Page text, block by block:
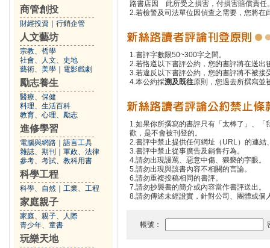
商管創投
財經投資 行銷企管
人文藝坊
宗教、哲學
社會、人文、史地
藝術、美學
電影戲劇
勵志養生
醫療、保健
料理、生活百科
教育、心理、勵志
進修學習
電腦與網路
語言工具
雜誌、期刊
軍政、法律
參考、考試、教科用書
科學工程
科學、自然 工業、工程
家庭親子
家庭、親子、人際
青少年、童書
玩樂天地
路書店因 此所受之損害，付損害賠償責任
2.若檢警及司法單位因偵查之需要，您將
1.書評字數限50~300字之間。
2.若恪遵以下書評公約，您的書評將在送
3.若違反以下書評公約，您的書評將不被接
4.本公約採溯及既往原則，您過去所撰寫並
1.如果你所撰寫的書評只有「太棒了」、
歡，是不會被刊登的。
2.書評中禁止提供任何網址（URL）的連結
3.書評中禁止從事廣告及銷售行為。
4.請勿出現謾罵、惡意中傷、猥褻的字眼。
5.請勿出現與該書內容不相關的言論。
6.請勿重複投稿相同的書評。
7.請勿抄襲書的簡介或內容當作書評送出。
8.請勿傳述未經證實，針對公司、團體或個
帳號：